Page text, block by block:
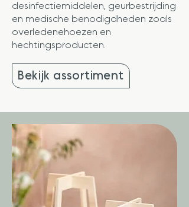
desinfectiemiddelen, geurbestrijding
en medische benodigdheden zoals
overledenehoezen en
hechtingsproducten.
Bekijk assortiment